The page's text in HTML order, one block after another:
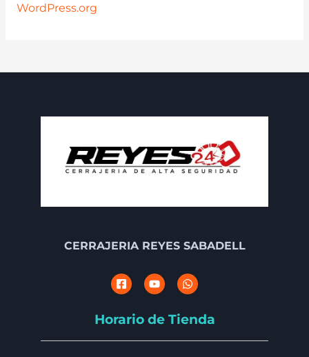
WordPress.org
CERRAJERIA REYES SABADELL
Horario de Tienda